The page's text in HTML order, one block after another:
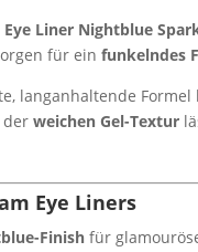
Liner Nightblue
für einfunkelndes
langanhaltende Formel
derweichen Gel-Textur
Eye Liners
Finish für